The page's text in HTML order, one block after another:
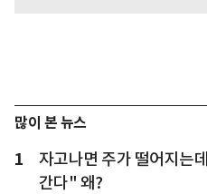
많이 본 뉴스
1
자고나면 주가 떨어지는
간다" 왜?